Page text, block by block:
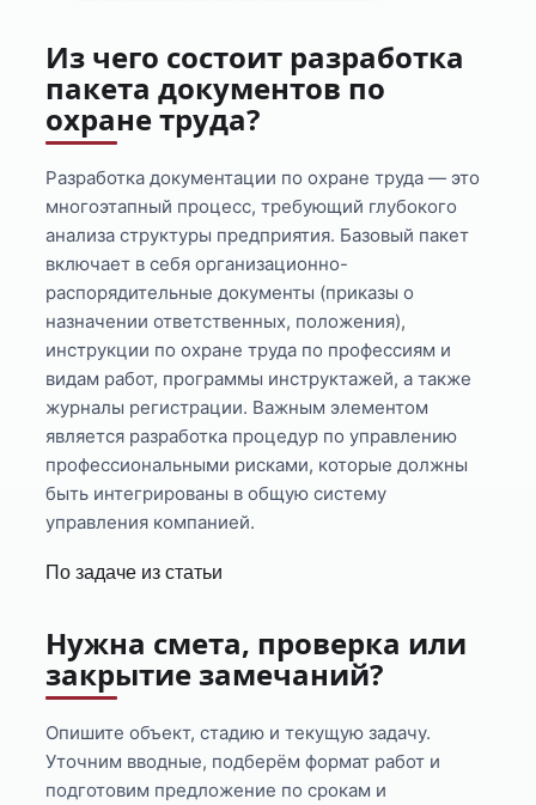
Из чего состоит разработка
пакета документов по
охране труда?
Разработка документации по охране труда — это
многоэтапный процесс, требующий глубокого
анализа структуры предприятия. Базовый пакет
включает в себя организационно-
распорядительные документы (приказы о
назначении ответственных, положения),
инструкции по охране труда по профессиям и
видам работ, программы инструктажей, а также
журналы регистрации. Важным элементом
является разработка процедур по управлению
профессиональными рисками, которые должны
быть интегрированы в общую систему
управления компанией.
По задаче из статьи
Нужна смета, проверка или
закрытие замечаний?
Опишите объект, стадию и текущую задачу.
Уточним вводные, подберём формат работ и
подготовим предложение по срокам и